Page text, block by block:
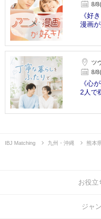
8/
《好
漫画
ツ
8/
《心
2人で
IBJ Matching 九州・沖縄 熊本
お役立
ジャ